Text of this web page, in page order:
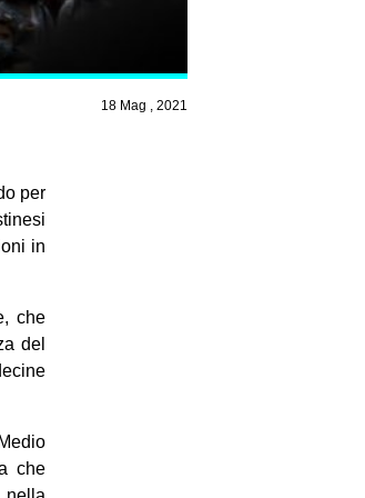
18 Mag , 2021
per
in
che
del
che